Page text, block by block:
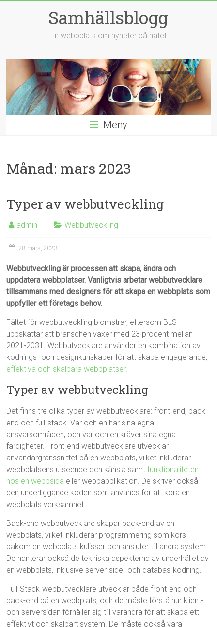
Samhällsblogg
En webbplats om nyheter på nätet
Meny
Månad: mars 2023
Typer av webbutveckling
admin Webbutveckling
28 mars, 2023
Webbutveckling är processen att skapa, ändra och
uppdatera webbplatser. Vanligtvis arbetar webbutvecklare
tillsammans med designers för att skapa en webbplats som
uppfyller ett företags behov.
Fältet för webbutveckling blomstrar, eftersom BLS
uppskattar att branschen växer med 23 procent mellan
2021-2031. Webbutvecklare använder en kombination av
kodnings- och designkunskaper för att skapa engagerande,
effektiva och skalbara webbplatser.
Typer av webbutveckling
Det finns tre olika typer av webbutvecklare: front-end, back-
end och full-stack. Var och en har sina egna
ansvarsområden, och var och en kräver sina egna
färdigheter. Front-end webbutvecklare utvecklar
användargränssnittet på en webbplats, vilket inkluderar
webbplatsens utseende och känsla samtfunktionaliteten
hos en webbsida eller webbapplikation. De skriver också
den underliggande koden som används för att köra en
webbplats verksamhet.
Back-end webbutvecklare skapar back-end av en
webbplats, vilket inkluderar programmering som körs
bakom en webbplats kulisser och ansluter till andra system.
De hanterar också de tekniska aspekterna av underhållet av
en webbplats, inklusive server-side- och databas-kodning.
Full-Stack-webbutvecklare utvecklar både front-end och
back-end på en webbplats, och de måste förstå hur klient-
och serversidan förhåller sig till varandra för att skapa ett
effektivt och skalbart system. De måste också vara